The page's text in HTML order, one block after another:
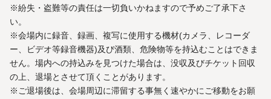
※紛失・盗難等の責任は一切負いかねますので予めご了承下さ
い。
※会場内に録音、録画、複写に使用する機材(カメラ、レコーダ
ー、ビデオ等録音機器)及び酒類、危険物等を持込むことはできま
せん。場内への持込みを見つけた場合は、没収及びチケット回収
の上、退場とさせて頂くことがあります。
※ご退場後は、会場周辺に滞留する事無く速やかにご移動をお願